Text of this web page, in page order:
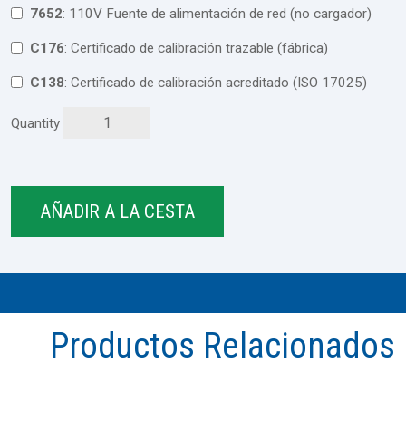
7652 : 110V Fuente de alimentación de red (no cargador)
C176 : Certificado de calibración trazable (fábrica)
C138 : Certificado de calibración acreditado (ISO 17025)
Quantity
Productos Relacionados